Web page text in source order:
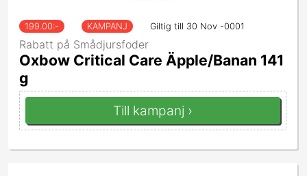
199.00:- KAMPANJ Giltig till 30 Nov -0001
Rabatt på Smådjursfoder
Oxbow Critical Care Äpple/Banan 141
g
Till kampanj ›